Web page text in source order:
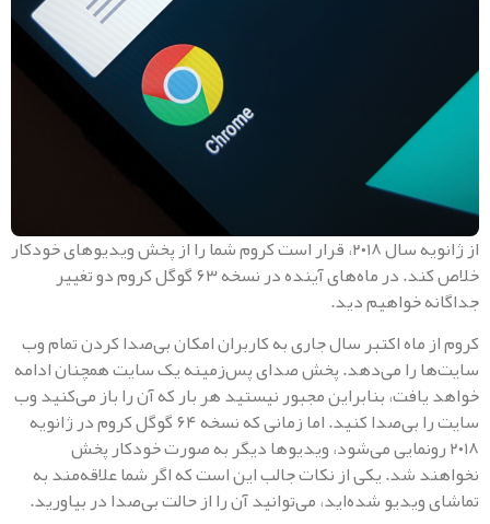
از ژانویه سال ۲۰۱۸، قرار است کروم شما را از پخش ویدیوهای خودکار
خلاص کند. در ماه‌های آینده در نسخه ۶۳ گوگل کروم دو تغییر
خواهیم دید.
اکتبر سال جاری به کاربران امکان بی‌صدا کردن تمام وب
را می‌دهد. پخش صدای پس‌زمینه یک سایت همچنان ادامه
بنابراین مجبور نیستید هر بار که آن را باز می‌کنید وب‌
سایت را بی‌صدا کنید. اما زمانی که نسخه ۶۴ گوگل کروم در ژانویه
رونمایی می‌شود، ویدیو‌ها دیگر به صورت خودکار پخش
شد. یکی از نکات جالب این است که اگر شما علاقه‌مند به
شده‌اید، می‌توانید آن را از حالت بی‌صدا در بیاورید.